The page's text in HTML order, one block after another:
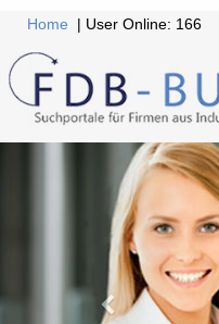
Home | User Online: 166